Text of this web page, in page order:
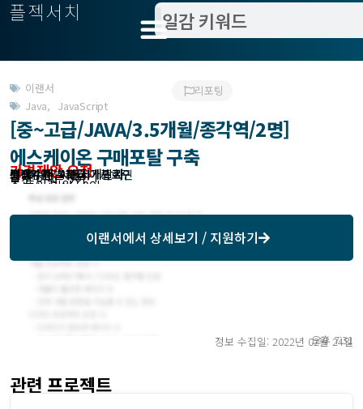
플젝서치
이랜서
Java, JavaScript
리포팅
[중~고급/JAVA/3.5개월/종각역/2명]
에스케이온 구매포탈 구축
가격제안 요청
작업방식 : 이랜서에서 확인
모집기한 : 이랜서에서 확인
예상기간 : 4개월
고객위치 : 서울시 | 종로구
분야 : 개발
필요수준 : 고급 개발자
모집 인원 : 2인
총 투입 인원 : 0인
이랜서에서 상세보기 / 지원하기
정보 수집일: 2022년 02월 24일
오후 7:31
관련 프로젝트